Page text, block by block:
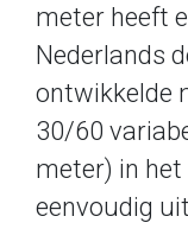
meter heeft
Nederlands
ontwikkelde
30/60
meter) in het
eenvoudig